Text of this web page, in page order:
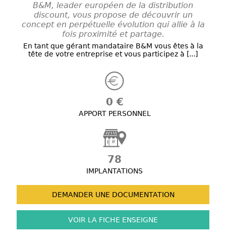
B&M, leader européen de la distribution
discount, vous propose de découvrir un
concept en perpétuelle évolution qui allie à la
fois proximité et partage.
En tant que gérant mandataire B&M vous êtes à la
tête de votre entreprise et vous participez à [...]
0 €
APPORT PERSONNEL
78
IMPLANTATIONS
DEMANDER UNE DOCUMENTATION
VOIR LA FICHE ENSEIGNE